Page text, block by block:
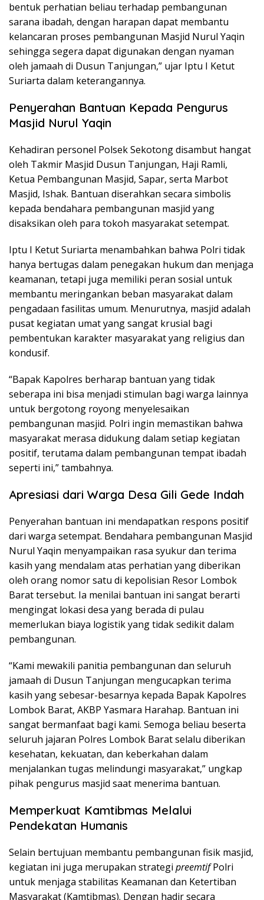
bentuk perhatian beliau terhadap pembangunan
sarana ibadah, dengan harapan dapat membantu
kelancaran proses pembangunan Masjid Nurul Yaqin
sehingga segera dapat digunakan dengan nyaman
oleh jamaah di Dusun Tanjungan,” ujar Iptu I Ketut
Suriarta dalam keterangannya.
Penyerahan Bantuan Kepada Pengurus
Masjid Nurul Yaqin
Kehadiran personel Polsek Sekotong disambut hangat
oleh Takmir Masjid Dusun Tanjungan, Haji Ramli,
Ketua Pembangunan Masjid, Sapar, serta Marbot
Masjid, Ishak. Bantuan diserahkan secara simbolis
kepada bendahara pembangunan masjid yang
disaksikan oleh para tokoh masyarakat setempat.
Iptu I Ketut Suriarta menambahkan bahwa Polri tidak
hanya bertugas dalam penegakan hukum dan menjaga
keamanan, tetapi juga memiliki peran sosial untuk
membantu meringankan beban masyarakat dalam
pengadaan fasilitas umum. Menurutnya, masjid adalah
pusat kegiatan umat yang sangat krusial bagi
pembentukan karakter masyarakat yang religius dan
kondusif.
“Bapak Kapolres berharap bantuan yang tidak
seberapa ini bisa menjadi stimulan bagi warga lainnya
untuk bergotong royong menyelesaikan
pembangunan masjid. Polri ingin memastikan bahwa
masyarakat merasa didukung dalam setiap kegiatan
positif, terutama dalam pembangunan tempat ibadah
seperti ini,” tambahnya.
Apresiasi dari Warga Desa Gili Gede Indah
Penyerahan bantuan ini mendapatkan respons positif
dari warga setempat. Bendahara pembangunan Masjid
Nurul Yaqin menyampaikan rasa syukur dan terima
kasih yang mendalam atas perhatian yang diberikan
oleh orang nomor satu di kepolisian Resor Lombok
Barat tersebut. Ia menilai bantuan ini sangat berarti
mengingat lokasi desa yang berada di pulau
memerlukan biaya logistik yang tidak sedikit dalam
pembangunan.
“Kami mewakili panitia pembangunan dan seluruh
jamaah di Dusun Tanjungan mengucapkan terima
kasih yang sebesar-besarnya kepada Bapak Kapolres
Lombok Barat, AKBP Yasmara Harahap. Bantuan ini
sangat bermanfaat bagi kami. Semoga beliau beserta
seluruh jajaran Polres Lombok Barat selalu diberikan
kesehatan, kekuatan, dan keberkahan dalam
menjalankan tugas melindungi masyarakat,” ungkap
pihak pengurus masjid saat menerima bantuan.
Memperkuat Kamtibmas Melalui
Pendekatan Humanis
Selain bertujuan membantu pembangunan fisik masjid,
kegiatan ini juga merupakan strategi preemtifPolri
untuk menjaga stabilitas Keamanan dan Ketertiban
Masyarakat (Kamtibmas). Dengan hadir secara